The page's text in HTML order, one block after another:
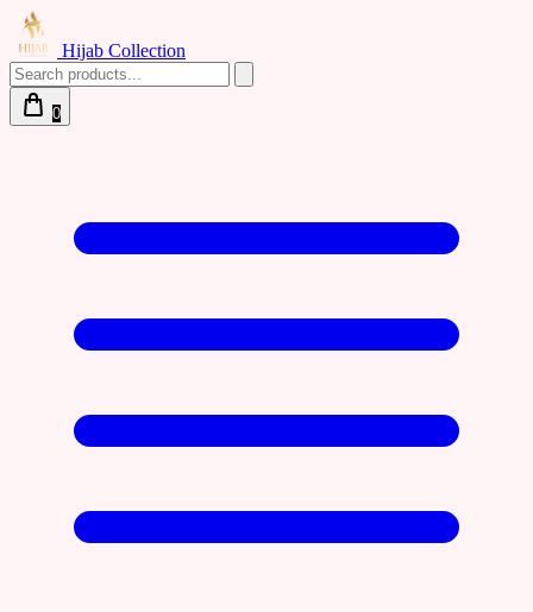
Hijab Collection
0